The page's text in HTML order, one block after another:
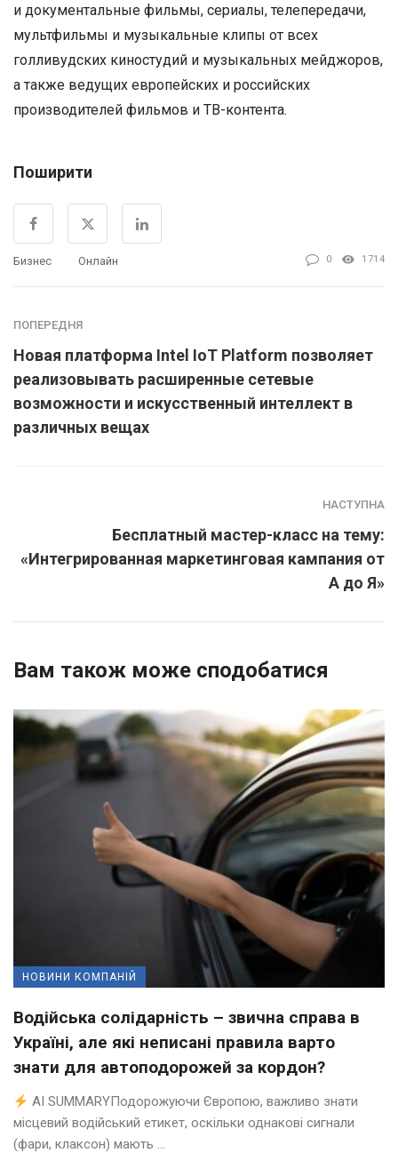
и документальные фильмы, сериалы, телепередачи,
мультфильмы и музыкальные клипы от всех
голливудских киностудий и музыкальных мейджоров,
а также ведущих европейских и российских
производителей фильмов и ТВ-контента.
Поширити
Бизнес Онлайн 0 1714
ПОПЕРЕДНЯ
Новая платформа Intel IoT Platform позволяет
реализовывать расширенные сетевые
возможности и искусственный интеллект в
различных вещах
НАСТУПНА
Бесплатный мастер-класс на тему:
«Интегрированная маркетинговая кампания от
А до Я»
Вам також може сподобатися
НОВИНИ КОМПАНІЙ
Водійська солідарність – звична справа в
Україні, але які неписані правила варто
знати для автоподорожей за кордон?
AI SUMMARYПодорожуючи Європою, важливо знати
місцевий водійський етикет, оскільки однакові сигнали
(фари, клаксон) мають ...